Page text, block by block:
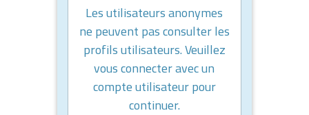
Les utilisateurs anonymes
ne peuvent pas consulter les
profils utilisateurs. Veuillez
vous connecter avec un
compte utilisateur pour
continuer.